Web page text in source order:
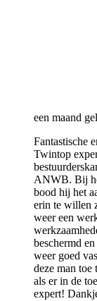
een maand
Fantastische
Twintop
ANWB. Bij
bood hij het
erin te willen
weer een
beschermd
weer goed
deze man toe
als er in de
expert!